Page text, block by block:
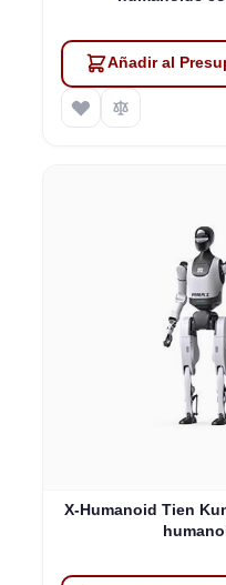
Añadir al
X-Humanoid Tien